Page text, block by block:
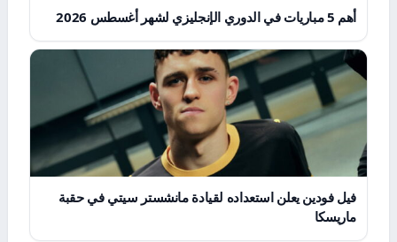
أهم 5 مباريات في الدوري الإنجليزي لشهر أغسطس 2026
فيل فودين يعلن استعداده لقيادة مانشستر سيتي في حقبة
ماريسكا